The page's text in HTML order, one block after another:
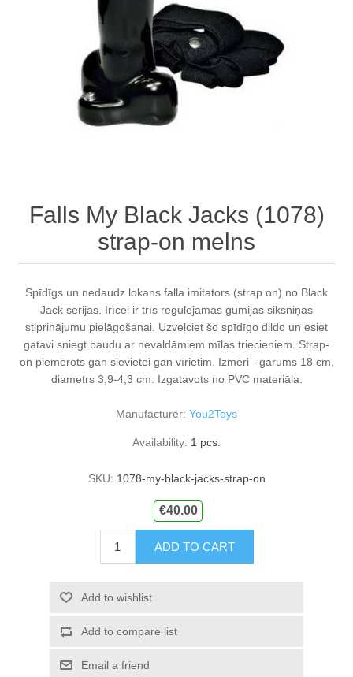
Falls My Black Jacks (1078)
strap-on melns
Spīdīgs un nedaudz lokans falla imitators (strap on) no Black
Jack sērijas. Irīcei ir trīs regulējamas gumijas siksniņas
stiprinājumu pielāgošanai. Uzvelciet šo spīdīgo dildo un esiet
gatavi sniegt baudu ar nevaldāmiem mīlas triecieniem. Strap-
on piemērots gan sievietei gan vīrietim. Izmēri - garums 18 cm,
diametrs 3,9-4,3 cm. Izgatavots no PVC materiāla.
Manufacturer: You2Toys
Availability: 1 pcs.
SKU: 1078-my-black-jacks-strap-on
€40.00
ADD TO CART
Add to wishlist
Add to compare list
Email a friend